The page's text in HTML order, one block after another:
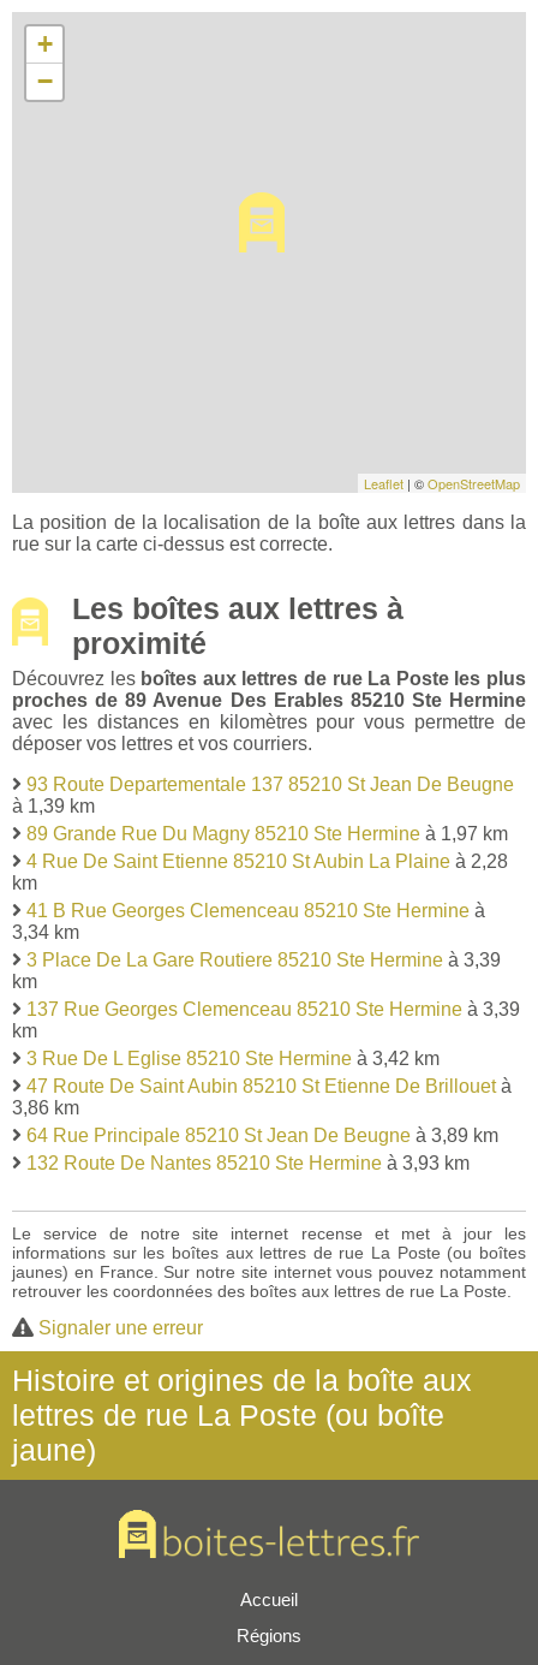
+
−
Leaflet | ©OpenStreetMap
La position de la localisation de la boîte aux lettres dans la
rue sur la carte ci-dessus est correcte.
Les boîtes aux lettres à
proximité
Découvrez les boîtes aux lettres de rue La Poste les plus
proches de 89 Avenue Des Erables 85210 Ste Hermine
avec les distances en kilomètres pour vous permettre de
déposer vos lettres et vos courriers.
93 Route Departementale 137 85210 St Jean De Beugne
à 1,39 km
89 Grande Rue Du Magny 85210 Ste Hermine à 1,97 km
4 Rue De Saint Etienne 85210 St Aubin La Plaine à 2,28
km
41 B Rue Georges Clemenceau 85210 Ste Hermine à
3,34 km
3 Place De La Gare Routiere 85210 Ste Hermine à 3,39
km
137 Rue Georges Clemenceau 85210 Ste Hermine à 3,39
km
3 Rue De L Eglise 85210 Ste Hermine à 3,42 km
47 Route De Saint Aubin 85210 St Etienne De Brillouetà
3,86 km
64 Rue Principale 85210 St Jean De Beugne à 3,89 km
132 Route De Nantes 85210 Ste Hermine à 3,93 km
Le service de notre site internet recense et met à jour les
informations sur les boîtes aux lettres de rue La Poste (ou boîtes
jaunes) en France. Sur notre site internet vous pouvez notamment
retrouver les coordonnées des boîtes aux lettres de rue La Poste.
Signaler une erreur
Histoire et origines de la boîte aux
lettres de rue La Poste (ou boîte
jaune)
Accueil
Régions